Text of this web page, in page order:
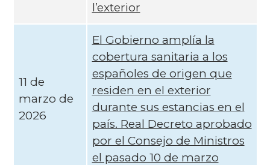
l’exterior
11 de
marzo de
2026
El Gobierno amplía la
cobertura sanitaria a los
españoles de origen que
residen en el exterior
durante sus estancias en el
país. Real Decreto aprobado
por el Consejo de Ministros
el pasado 10 de marzo